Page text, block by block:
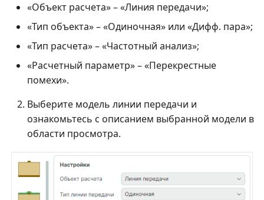
«Объект расчета» – «Линия передачи»;
«Тип объекта» – «Одиночная» или «Дифф. пара»;
«Тип расчета» – «Частотный анализ»;
«Расчетный параметр» – «Перекрестные
помехи».
Выберите модель линии передачи и
ознакомьтесь с описанием выбранной модели в
области просмотра.